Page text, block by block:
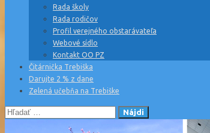
Rada školy
Rada rodičov
Profil verejného obstarávateľa
Webové sídlo
Kontakt OO PZ
Čitárnička Trebiška
Darujte 2 % z dane
Zelená učebňa na Trebiške
Hľadať: